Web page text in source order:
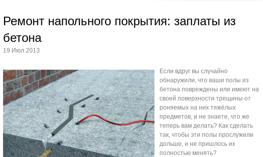
Ремонт напольного покрытия: заплаты из
бетона
19 Июл 2013
Если вдруг вы случайно
обнаружили, что ваши полы из
бетона повреждены или имеют на
своей поверхности трещины от
роняемых на них тяжёлых
предметов, и не знаете, что же
теперь вам делать? Как сделать
так, чтобы эти полы прослужили
дольше, и не пришлось их
полностью менять?